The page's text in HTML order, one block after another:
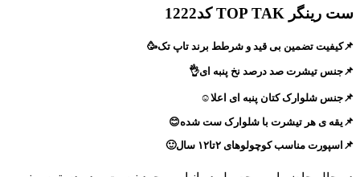
ست رینگر TOP TAK کد1222
📌کیفیت تضمین بی قید و شرطط برند تاپ تک🥳
📌جنس تیشرت صد درصد نخ پنبه ای👌
📌جنس شلوارک کتان پنبه ای اعلا☺️
📌یقه ی هر تیشرت با شلوارک ست شده😊
📌اسپورت مناسب کوچولوهای ۲تا۱۲ سال🙂